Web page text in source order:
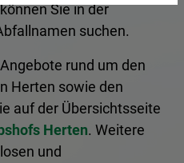
Sie in der
suchen.
rund um den
Herten sowie den
auf der Übersichtsseite
Herten. Weitere
und